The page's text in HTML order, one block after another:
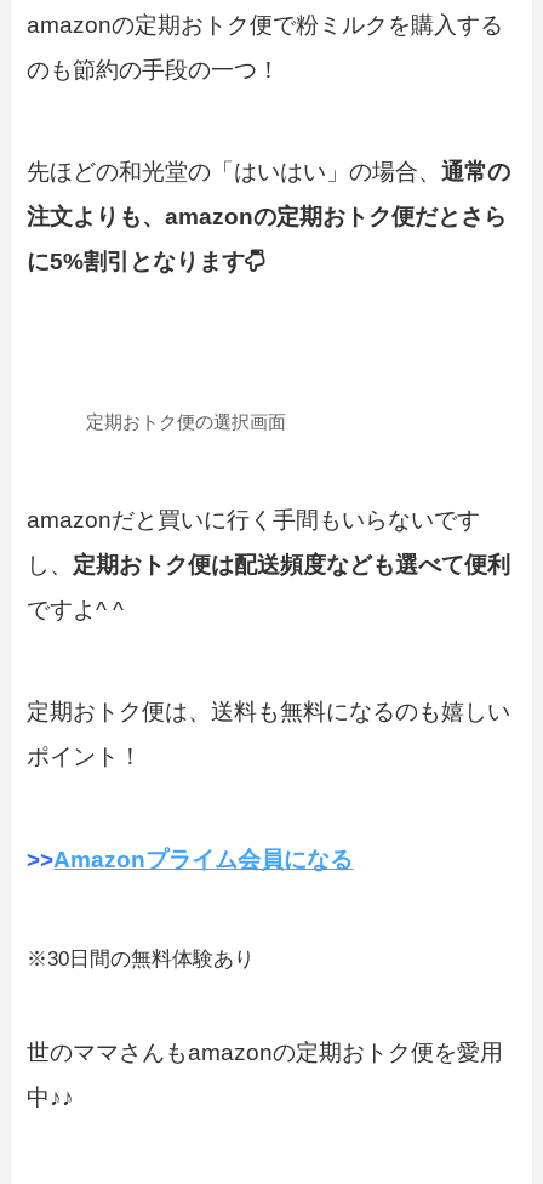
amazonの定期おトク便で粉ミルクを購入する
のも節約の手段の一つ！
先ほどの和光堂の「はいはい」の場合、通常の
注文よりも、amazonの定期おトク便だとさら
に5%割引 となります
定期おトク便の選択画面
amazonだと買いに行く手間もいらないです
し、 定期おトク便は配送頻度なども選べて便利
ですよ^ ^
定期おトク便は、送料も無料になるのも嬉しい
ポイント！
>>Amazonプライム会員になる
※30日間の無料体験あり
世のママさんもamazonの定期おトク便を愛用
中♪♪